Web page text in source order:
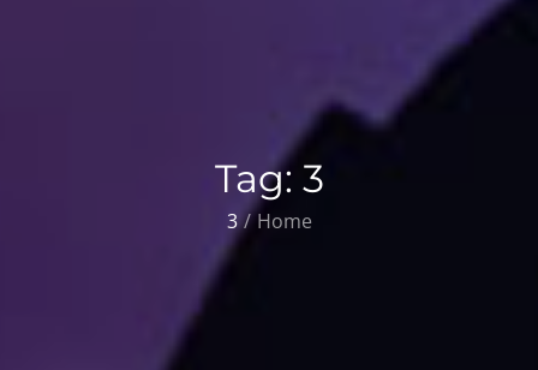
Tag: 3
Home
3